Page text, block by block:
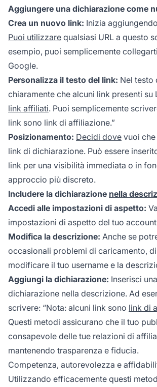
Aggiungere una dichiarazione come
Crea un nuovo link: Inizia
Puoi utilizzare qualsiasi URL a questo
esempio, puoi semplicemente
Google.
Personalizza il testo del link: Nel testo
chiaramente che alcuni link presenti su
link affiliati. Puoi semplicemente
link sono link di affiliazione.”
Posizionamento: Decidi dove vuoi
link di dichiarazione. Può essere
link per una visibilità immediata o in
approccio più discreto.
Includere la dichiarazione nella
Accedi alle impostazioni di aspetto:
impostazioni di aspetto del tuo
Modifica la descrizione: Anche se
occasionali problemi di caricamento,
modificare il tuo username e la
Aggiungi la dichiarazione: Inserisci
dichiarazione nella descrizione. Ad
scrivere: “Nota: alcuni link sono link di
Questi metodi assicurano che il tuo
consapevole delle tue relazioni di
mantenendo trasparenza e fiducia.
Competenza, autorevolezza e
Utilizzando efficacemente questi